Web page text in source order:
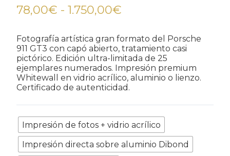
78,00€ - 1.750,00€
precios:
desde
78,00€
hasta
1.750,00€
Fotografía artística gran formato del Porsche
911 GT3 con capó abierto, tratamiento casi
pictórico. Edición ultra-limitada de 25
ejemplares numerados. Impresión premium
Whitewall en vidrio acrílico, aluminio o lienzo.
Certificado de autenticidad.
Impresión de fotos + vidrio acrílico
Impresión directa sobre aluminio Dibond